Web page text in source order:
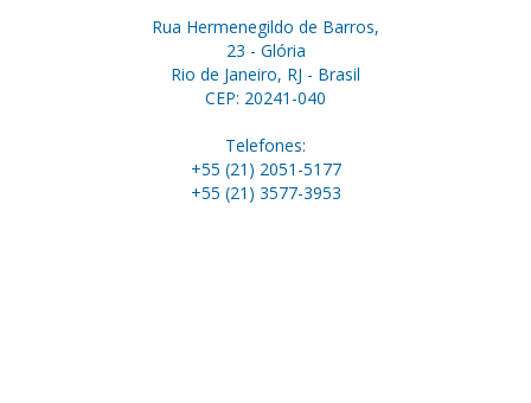
Rua Hermenegildo de Barros,
23 - Glória
Rio de Janeiro, RJ - Brasil
CEP: 20241-040
Telefones:
+55 (21) 2051-5177
+55 (21) 3577-3953